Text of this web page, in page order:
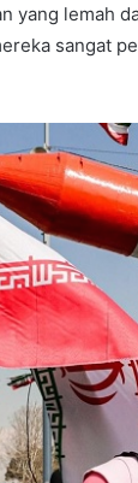
yang lemah
sangat